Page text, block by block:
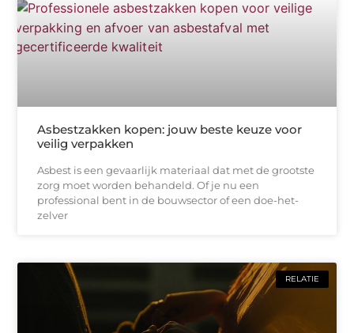
Asbestzakken kopen: jouw beste keuze voor
veilig verpakken
Asbest is een gevaarlijk materiaal dat met de grootste
zorg moet worden behandeld. Of je nu een
professional bent in de bouwsector of een doe-het-
zelver
RELATIE